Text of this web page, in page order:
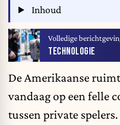
Inhoud
Volledige
TECHNOLOGIE
De Amerikaanse
vandaag op een felle
tussen private